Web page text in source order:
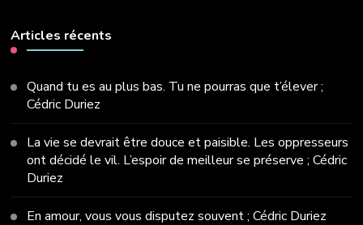
?
Articles récents
Quand tu es au plus bas. Tu ne pourras que t’élever ;
Cédric Duriez
La vie se devrait être douce et paisible. Les oppresseurs
ont décidé le vil. L’espoir de meilleur se préserve ; Cédric
Duriez
En amour, vous vous disputez souvent ; Cédric Duriez